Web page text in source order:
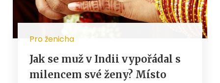
Pro ženicha
Jak se muž v Indii vypořádal s
milencem své ženy? Místo